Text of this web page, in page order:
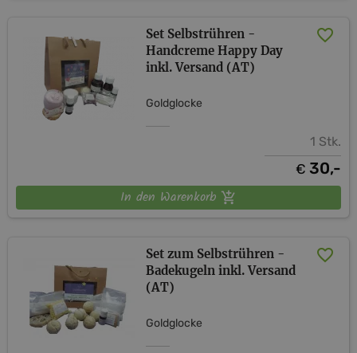
Set Selbstrühren -
Handcreme Happy Day
inkl. Versand (AT)
Goldglocke
1 Stk.
€ 30,-
In den Warenkorb
Set zum Selbstrühren -
Badekugeln inkl. Versand
(AT)
Goldglocke